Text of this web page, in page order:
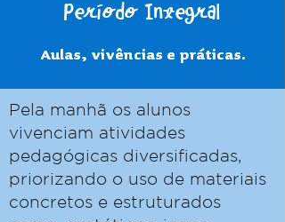
Período Integral
Aulas, vivências e práticas.
Pela manhã os alunos
vivenciam atividades
pedagógicas diversificadas,
priorizando o uso de materiais
concretos e estruturados